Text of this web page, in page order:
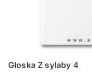
Głoska Z sylaby 4